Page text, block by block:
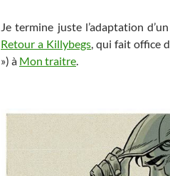
Je termine juste l’adaptation
Retour a Killybegs, qui fait office
») à Mon traitre.